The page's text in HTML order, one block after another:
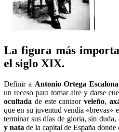
La figura más
el siglo XIX.
Definir a Antonio Ortega Escalona
un receso para tomar aire y darse
ocultada de este cantaor veleño,
que en su juventud vendía «brevas»
terminar sus días de gloria, sin
y nata de la capital de España donde